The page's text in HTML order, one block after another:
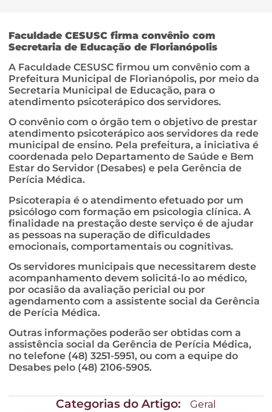
Faculdade CESUSC firma convênio com
Secretaria de Educação de Florianópolis
A Faculdade CESUSC firmou um convênio com a
Prefeitura Municipal de Florianópolis, por meio da
Secretaria Municipal de Educação, para o
atendimento psicoterápico dos servidores.
O convênio com o órgão tem o objetivo de prestar
atendimento psicoterápico aos servidores da rede
municipal de ensino. Pela prefeitura, a iniciativa é
coordenada pelo Departamento de Saúde e Bem
Estar do Servidor (Desabes) e pela Gerência de
Perícia Médica.
Psicoterapia é o atendimento efetuado por um
psicólogo com formação em psicologia clínica. A
finalidade na prestação deste serviço é de ajudar
as pessoas na superação de dificuldades
emocionais, comportamentais ou cognitivas.
Os servidores municipais que necessitarem deste
acompanhamento devem solicitá-lo ao médico,
por ocasião da avaliação pericial ou por
agendamento com a assistente social da Gerência
de Perícia Médica.
Outras informações poderão ser obtidas com a
assistência social da Gerência de Perícia Médica,
no telefone (48) 3251-5951, ou com a equipe do
Desabes pelo (48) 2106-5905.
Categorias do Artigo: Geral